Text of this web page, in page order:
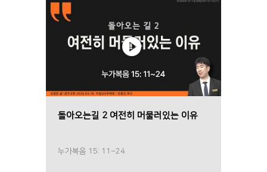
돌아오는길 2 여전히 머물러있는 이유
누가복음 15: 11~24